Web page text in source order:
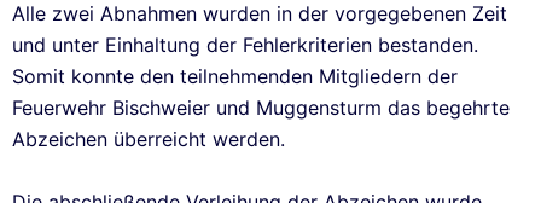
Alle zwei Abnahmen wurden in der vorgegebenen Zeit
und unter Einhaltung der Fehlerkriterien bestanden.
Somit konnte den teilnehmenden Mitgliedern der
Feuerwehr Bischweier und Muggensturm das begehrte
Abzeichen überreicht werden.